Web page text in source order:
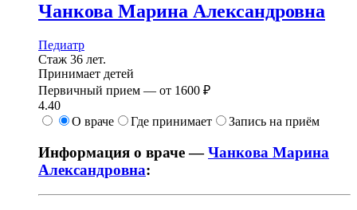
Чанкова Марина Александровна
Педиатр
Стаж 36 лет.
Принимает детей
Первичный прием — от 1600 ₽
4.40
О враче
Где принимает Запись на приём
Информация о враче —Чанкова Марина
Александровна: